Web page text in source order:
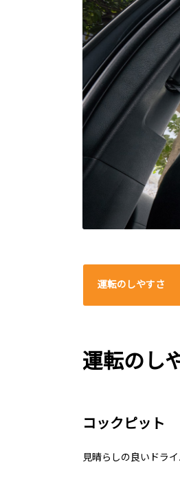
運転のしやすさ
運転のし
コックピット
見晴らしの良いドライ